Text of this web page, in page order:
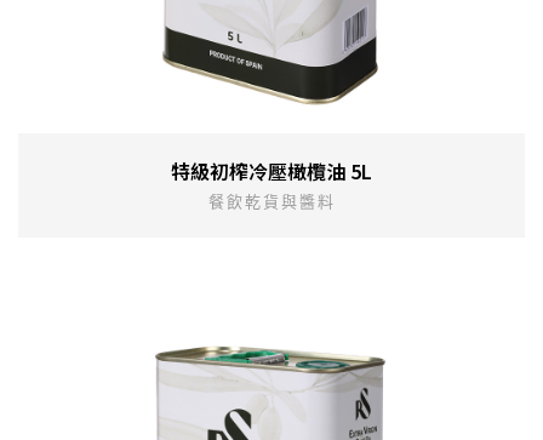
特級初榨冷壓橄欖油 5L
餐飲乾貨與醬料